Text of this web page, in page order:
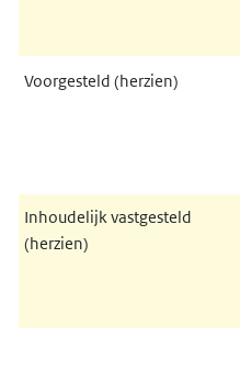
Voorgesteld (herzien)
Inhoudelijk vastgesteld
(herzien)